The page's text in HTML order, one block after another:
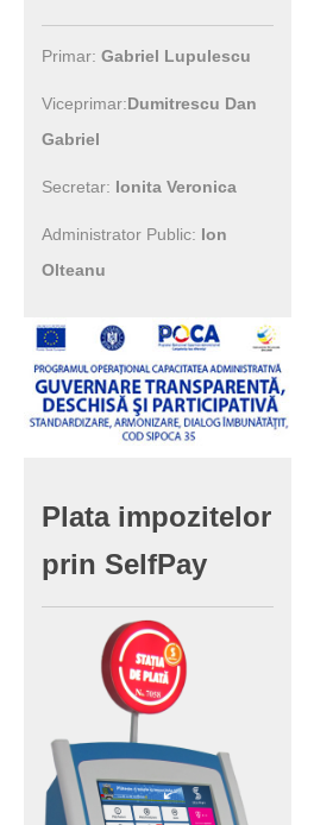
Primar: Gabriel Lupulescu
Viceprimar:Dumitrescu Dan
Gabriel
Secretar: Ionita Veronica
Administrator Public: Ion
Olteanu
Plata impozitelor
prin SelfPay